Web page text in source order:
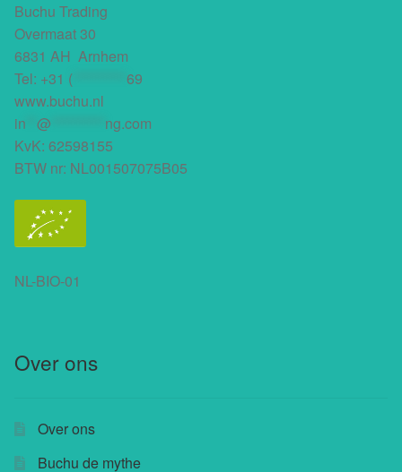
Buchu Trading
Overmaat 30
6831 AH Arnhem
Tel: +31 (
69
www.buchu.nl
in @
ng.com
KvK: 62598155
BTW nr: NL001507075B05
NL-BIO-01
Over ons
Over ons
Buchu de mythe